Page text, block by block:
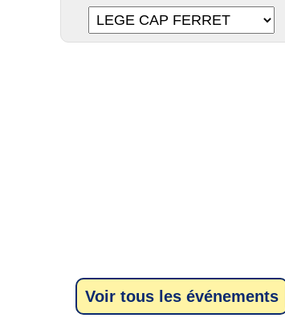
Voir tous les événements